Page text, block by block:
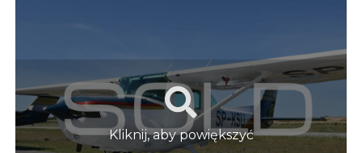
Kliknij, aby powiększyć